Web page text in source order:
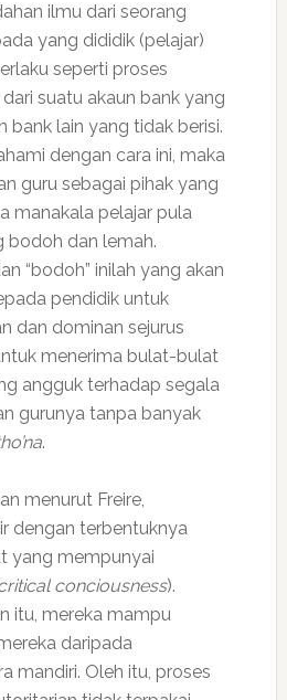
ilmu dari seorang
yang dididik (pelajar)
seperti proses
suatu akaun bank yang
bank lain yang tidak berisi.
dengan cara ini, maka
guru sebagai pihak yang
manakala pelajar pula
bodoh dan lemah.
“bodoh” inilah yang akan
pendidik untuk
dan dominan sejurus
menerima bulat-bulat
angguk terhadap segala
gurunya tanpa banyak
.
menurut Freire,
dengan terbentuknya
yang mempunyai
conciousness).
itu, mereka mampu
daripada
mandiri. Oleh itu, proses